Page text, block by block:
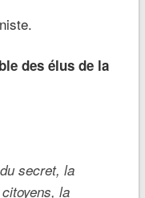
des élus de la
secret, la
la